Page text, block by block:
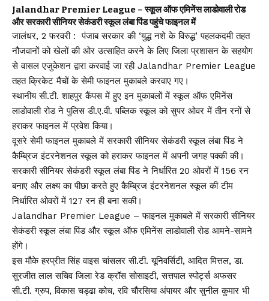
Jalandhar Premier League – स्कूल ऑफ एमिनेंस लाडोवाली रोड
और सरकारी सीनियर सेकंडरी स्कूल लंबा पिंड पहुंचे फाइनल में
जालंधर, 2 फरवरी : पंजाब सरकार की ‘युद्ध नशे के विरुद्ध’ पहलकदमी तहत
नौजवानों को खेलों की ओर उत्साहित करने के लिए जिला प्रशासन के सहयोग
से वासल एजुकेशन द्वारा करवाई जा रही Jalandhar Premier League
तहत क्रिकेट मैचों के सेमी फाइनल मुकाबले करवाए गए।
स्थानीय सी.टी. शाहपुर कैंपस में हुए इन मुकाबलों में स्कूल ऑफ एमिनेंस
लाडोवाली रोड ने पुलिस डी.ए.वी. पब्लिक स्कूल को सुपर ओवर में तीन रनों से
हराकर फाइनल में प्रवेश किया।
दूसरे सेमी फाइनल मुकाबले में सरकारी सीनियर सेकंडरी स्कूल लंबा पिंड ने
कैम्ब्रिज इंटरनेशनल स्कूल को हराकर फाइनल में अपनी जगह पक्की की।
सरकारी सीनियर सेकंडरी स्कूल लंबा पिंड ने निर्धारित 20 ओवरों में 156 रन
बनाए और लक्ष्य का पीछा करते हुए कैम्ब्रिज इंटरनेशनल स्कूल की टीम
निर्धारित ओवरों में 127 रन ही बना सकी।
Jalandhar Premier League – फाइनल मुकाबले में सरकारी सीनियर
सेकंडरी स्कूल लंबा पिंड और स्कूल ऑफ एमिनेंस लाडोवाली रोड आमने-सामने
होंगे।
इस मौके हरप्रीत सिंह वाइस चांसलर सी.टी. यूनिवर्सिटी, आदित मित्तल, डा.
सुरजीत लाल सचिव जिला रेड क्रॉस सोसाइटी, सत्तपाल स्पोर्ट्स अफसर
सी.टी. ग्रुप, विकास चड्ढा कोच, रवि चौरसिया अंपायर और सुनील कुमार भी